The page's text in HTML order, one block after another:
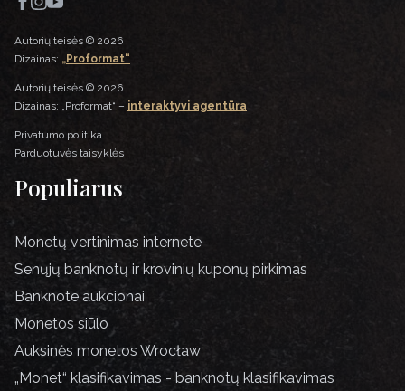
Autorių teisės © 2026
Dizainas: „Proformat“
Autorių teisės © 2026
Dizainas: „Proformat“ – interaktyvi agentūra
Privatumo politika
Parduotuvės taisyklės
Populiarus
Monetų vertinimas internete
Senųjų banknotų ir krovinių kuponų pirkimas
Banknote aukcionai
Monetos siūlo
Auksinės monetos Wrocław
„Monet“ klasifikavimas - banknotų klasifikavimas